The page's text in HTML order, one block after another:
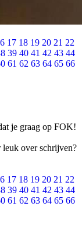
17 18 19 20 21 22
39 40 41 42 43 44
61 62 63 64 65 66
je graag op FOK!
over schrijven?
17 18 19 20 21 22
39 40 41 42 43 44
61 62 63 64 65 66